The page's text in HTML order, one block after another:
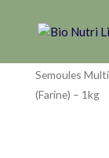
Semoules
(Farine) – 1kg